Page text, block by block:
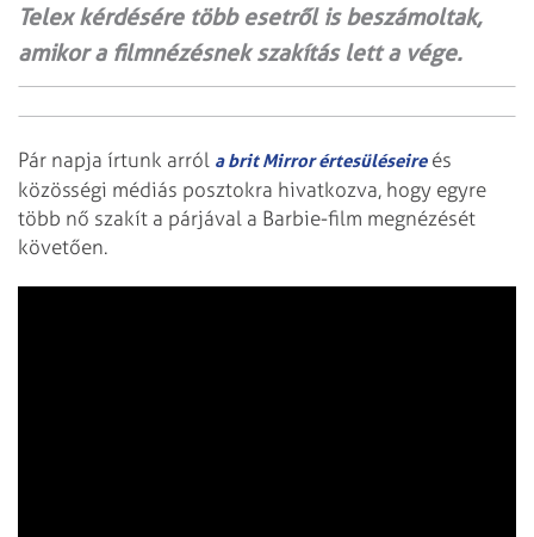
Telex kérdésére több esetről is beszámoltak,
amikor a filmnézésnek szakítás lett a vége.
Pár napja írtunk arról a brit Mirror értesüléseireés
közösségi médiás posztokra hivatkozva, hogy egyre
több nő szakít a párjával a Barbie-film megnézését
követően.